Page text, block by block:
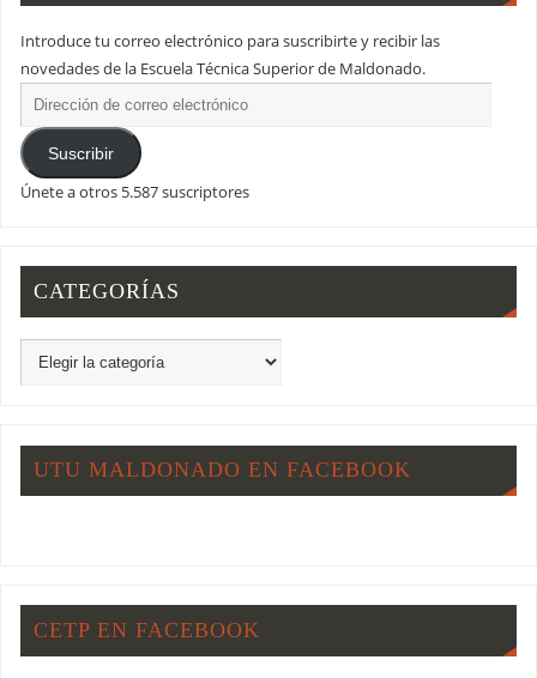
Introduce tu correo electrónico para suscribirte y recibir las
novedades de la Escuela Técnica Superior de Maldonado.
Suscribir
Únete a otros 5.587 suscriptores
CATEGORÍAS
UTU MALDONADO EN FACEBOOK
CETP EN FACEBOOK